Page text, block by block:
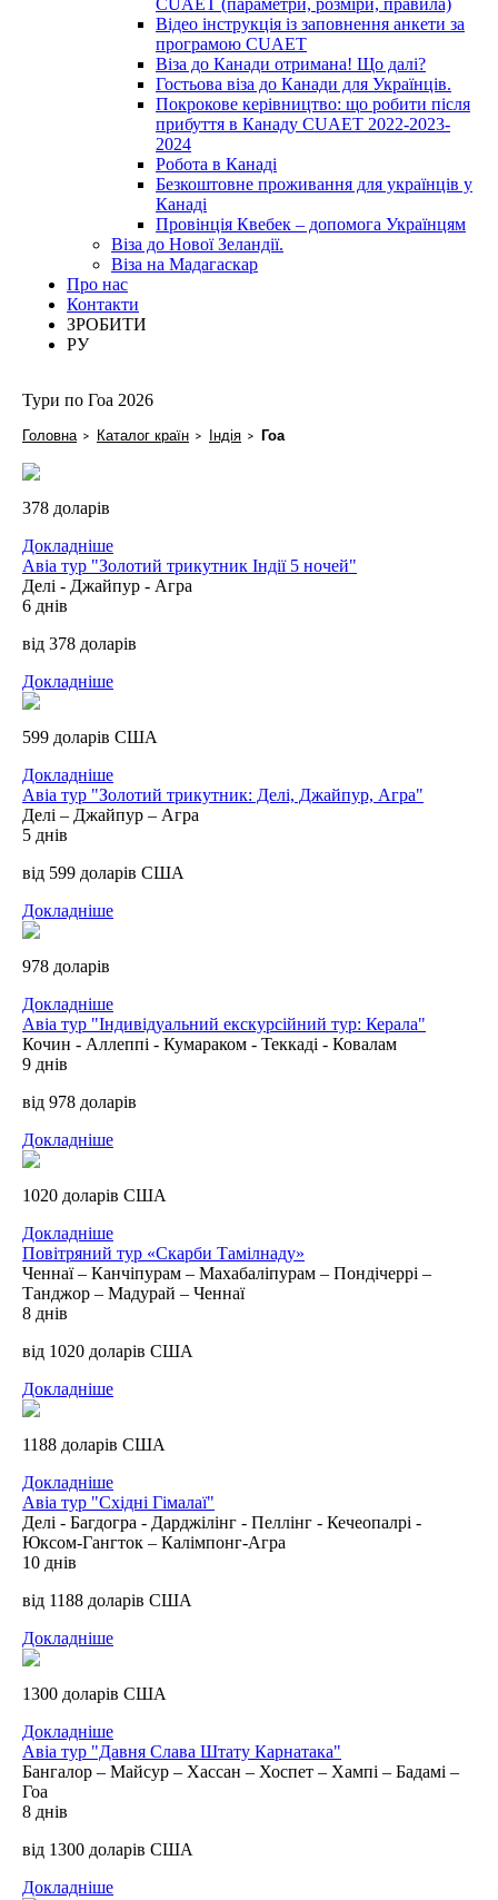
CUAET (параметри, розміри, правила)
Відео інструкція із заповнення анкети за
програмою CUAET
Віза до Канади отримана! Що далі?
Гостьова віза до Канади для Українців.
Покрокове керівництво: що робити після
прибуття в Канаду CUAET 2022-2023-
2024
Робота в Канаді
Безкоштовне проживання для українців у
Канаді
Провінція Квебек – допомога Українцям
Віза до Нової Зеландії.
Віза на Мадагаскар
Про нас
Контакти
ЗРОБИТИ
РУ
Тури по Гоа 2026
Головна Каталог країн Індія Гоа
378 доларів
Докладніше
Авіа тур "Золотий трикутник Індії 5 ночей"
Делі - Джайпур - Агра
6 днів
від 378 доларів
Докладніше
599 доларів США
Докладніше
Авіа тур "Золотий трикутник: Делі, Джайпур, Агра"
Делі – Джайпур – Агра
5 днів
від 599 доларів США
Докладніше
978 доларів
Докладніше
Авіа тур "Індивідуальний екскурсійний тур: Керала"
Кочин - Аллеппі - Кумараком - Теккаді - Ковалам
9 днів
від 978 доларів
Докладніше
1020 доларів США
Докладніше
Повітряний тур «Скарби Тамілнаду»
Ченнаї – Канчіпурам – Махабаліпурам – Пондічеррі –
Танджор – Мадурай – Ченнаї
8 днів
від 1020 доларів США
Докладніше
1188 доларів США
Докладніше
Авіа тур "Східні Гімалаї"
Делі - Багдогра - Дарджілінг - Пеллінг - Кечеопалрі -
Юксом-Гангток – Калімпонг-Агра
10 днів
від 1188 доларів США
Докладніше
1300 доларів США
Докладніше
Авіа тур "Давня Слава Штату Карнатака"
Бангалор – Майсур – Хассан – Хоспет – Хампі – Бадамі –
Гоа
8 днів
від 1300 доларів США
Докладніше